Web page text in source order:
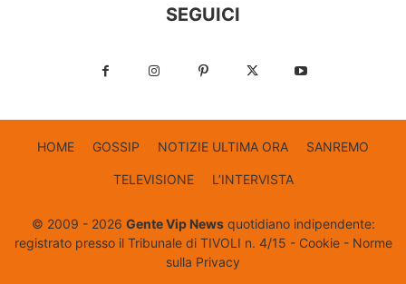
SEGUICI
HOME GOSSIP NOTIZIE ULTIMA ORA SANREMO
TELEVISIONE L’INTERVISTA
© 2009 - 2026 Gente Vip Newsquotidiano indipendente:
registrato presso il Tribunale di TIVOLI n. 4/15 - Cookie- Norme
sulla Privacy